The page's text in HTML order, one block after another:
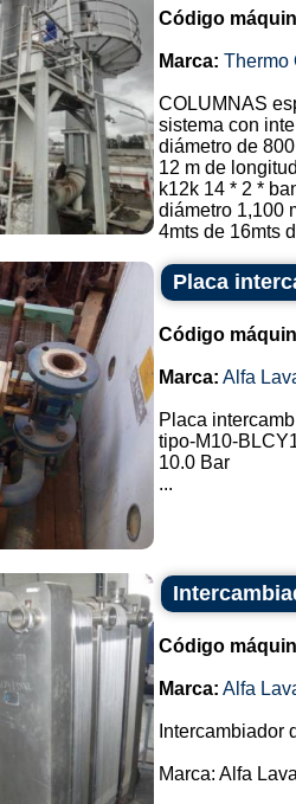
Código
Marca: Thermo
COLUMNAS
sistema con
diámetro de
12 m de
k12k 14 * 2 *
diámetro 1,100
4mts de 16mts
Placa
Código
Marca: Alfa
Placa
tipo-M10-
10.0 Bar
...
Código
Marca: Alfa
Intercambiador
Marca: Alfa